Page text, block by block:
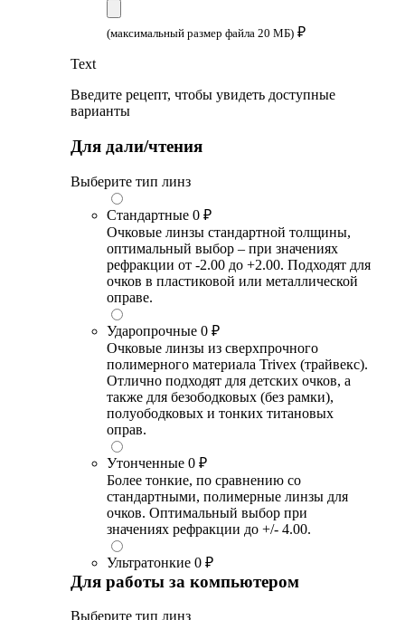
(максимальный размер файла 20 МБ) ₽
Text
Введите рецепт, чтобы увидеть доступные
варианты
Для дали/чтения
Выберите тип линз
Стандартные 0 ₽
Очковые линзы стандартной толщины,
оптимальный выбор – при значениях
рефракции от -2.00 до +2.00. Подходят для
очков в пластиковой или металлической
оправе.
Ударопрочные 0 ₽
Очковые линзы из сверхпрочного
полимерного материала Trivex (трайвекс).
Отлично подходят для детских очков, а
также для безободковых (без рамки),
полуободковых и тонких титановых
оправ.
Утонченные 0 ₽
Более тонкие, по сравнению со
стандартными, полимерные линзы для
очков. Оптимальный выбор при
значениях рефракции до +/- 4.00.
Ультратонкие 0 ₽
Для работы за компьютером
Выберите тип линз